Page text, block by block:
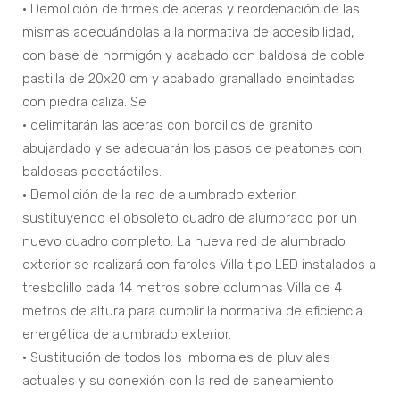
• Demolición de firmes de aceras y reordenación de las
mismas adecuándolas a la normativa de accesibilidad,
con base de hormigón y acabado con baldosa de doble
pastilla de 20x20 cm y acabado granallado encintadas
con piedra caliza. Se
• delimitarán las aceras con bordillos de granito
abujardado y se adecuarán los pasos de peatones con
baldosas podotáctiles.
• Demolición de la red de alumbrado exterior,
sustituyendo el obsoleto cuadro de alumbrado por un
nuevo cuadro completo. La nueva red de alumbrado
exterior se realizará con faroles Villa tipo LED instalados a
tresbolillo cada 14 metros sobre columnas Villa de 4
metros de altura para cumplir la normativa de eficiencia
energética de alumbrado exterior.
• Sustitución de todos los imbornales de pluviales
actuales y su conexión con la red de saneamiento